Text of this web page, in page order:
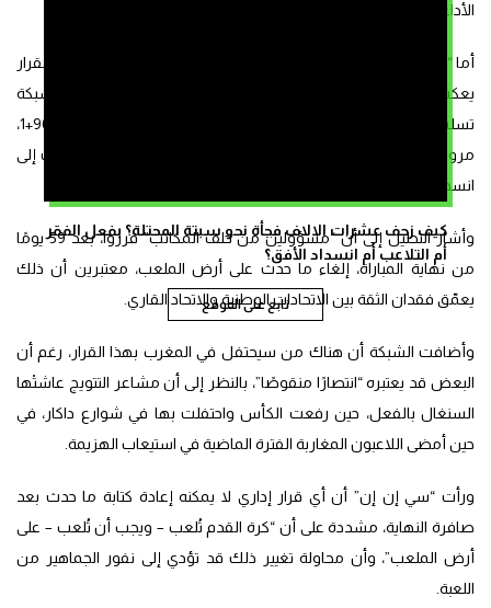
كيف زحف عشرات الالاف فجأة نحو سبتة المحتلة؟ بفعل الفقر
أم التلاعب أم انسداد الأفق؟
تابع على الموقع
الأداء الرياضي، بل للمطالبة بتطبيق اللوائح المنظمة للمسابقة.
أما “
” الأمريكية (CNN)، فقدمت تحليلًا نقديًا لاذعًا اعتبر أن القرار
يعكس “انفصال القائمين على اللعبة عن الواقع”. واستعرضت الشبكة
تسلسل أحداث المباراة، بدءًا من إلغاء هدف للسنغال في الدقيقة 90+1،
مرورًا بركلة الجزاء المثيرة للجدل للمغرب في الدقيقة 90+6، والتي أدت إلى
انسحاب مؤقت لبعض لاعبي السنغال بأمر من المدرب بابي ثياو.
وأشار التحليل إلى أن “مسؤولين من خلف المكاتب” قرروا، بعد 59 يومًا
من نهاية المباراة، إلغاء ما حدث على أرض الملعب، معتبرين أن ذلك
يعمّق فقدان الثقة بين الاتحادات الوطنية والاتحاد القاري.
وأضافت الشبكة أن هناك من سيحتفل في المغرب بهذا القرار، رغم أن
البعض قد يعتبره “انتصارًا منقوصًا”، بالنظر إلى أن مشاعر التتويج عاشتْها
السنغال بالفعل، حين رفعت الكأس واحتفلت بها في شوارع داكار، في
حين أمضى اللاعبون المغاربة الفترة الماضية في استيعاب الهزيمة.
ورأت “سي إن إن” أن أي قرار إداري لا يمكنه إعادة كتابة ما حدث بعد
صافرة النهاية، مشددة على أن “كرة القدم تُلعب – ويجب أن تُلعب – على
أرض الملعب”، وأن محاولة تغيير ذلك قد تؤدي إلى نفور الجماهير من
اللعبة.